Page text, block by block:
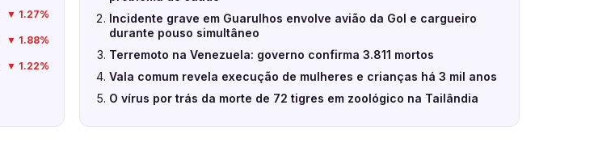
▼ 1.27%
▼ 1.88%
▼ 1.22%
Incidente grave em Guarulhos envolve avião da Gol e cargueiro
durante pouso simultâneo
Terremoto na Venezuela: governo confirma 3.811 mortos
Vala comum revela execução de mulheres e crianças há 3 mil anos
O vírus por trás da morte de 72 tigres em zoológico na Tailândia